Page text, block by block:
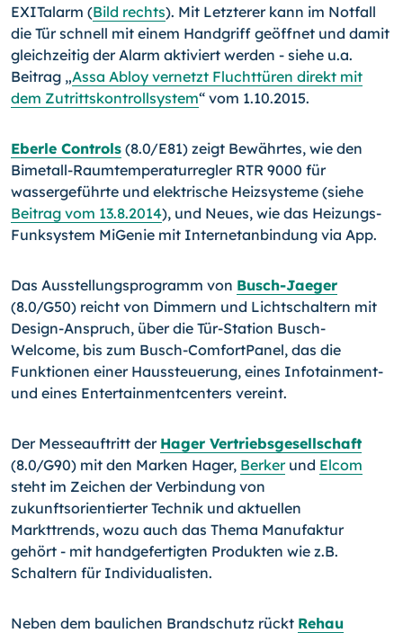
EXITalarm (Bild rechts). Mit Letzterer kann im Notfall
die Tür schnell mit einem Handgriff geöffnet und damit
gleichzeitig der Alarm aktiviert werden - siehe u.a.
Beitrag „Assa Abloy vernetzt Fluchttüren direkt mit
dem Zutrittskontrollsystem“ vom 1.10.2015.
Eberle Controls (8.0/E81) zeigt Bewährtes, wie den
Bimetall-Raumtemperaturregler RTR 9000 für
wassergeführte und elek­trische Heizsysteme (siehe
Beitrag vom 13.8.2014), und Neu­es, wie das Heizungs-
Funksystem MiGenie mit Internetanbin­dung via App.
Das Ausstellungsprogramm von Busch-Jaeger
(8.0/G50) reicht von Dimmern und Lichtschaltern mit
Design-Anspruch, über die Tür-Station Busch-
Welcome, bis zum Busch-Com­fortPanel, das die
Funktionen einer Haussteuerung, eines Infotainment-
und eines Entertainmentcenters vereint.
Der Messeauftritt der Hager Vertriebsgesellschaft
(8.0/G90) mit den Marken Hager, Berkerund Elcom
steht im Zeichen der Verbindung von
zukunftsorientierter Technik und aktuellen
Markttrends, wozu auch das Thema Manufaktur
gehört - mit handgefer­tigten Produkten wie z.B.
Schaltern für Individualisten.
Neben dem baulichen Brandschutz rückt Rehau